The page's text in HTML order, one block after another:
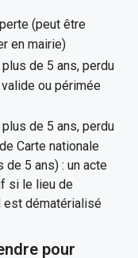
(peut être
en mairie)
de 5 ans, perdu
ou périmée
de 5 ans, perdu
Carte nationale
5 ans) : un acte
si le lieu de
est dématérialisé
pour